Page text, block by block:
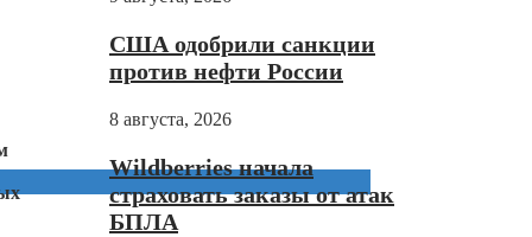
США одобрили санкции
против нефти России
8 августа, 2026
Wildberries начала
страховать заказы от атак
БПЛА